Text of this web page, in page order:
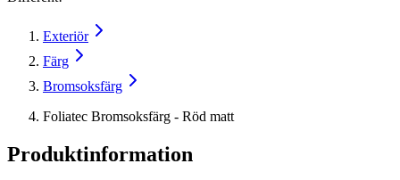
Exteriör
Färg
Bromsoksfärg
Foliatec Bromsoksfärg - Röd matt
Produktinformation